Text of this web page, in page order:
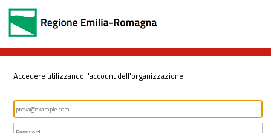
Accedere utilizzando l'account dell'organizzazione